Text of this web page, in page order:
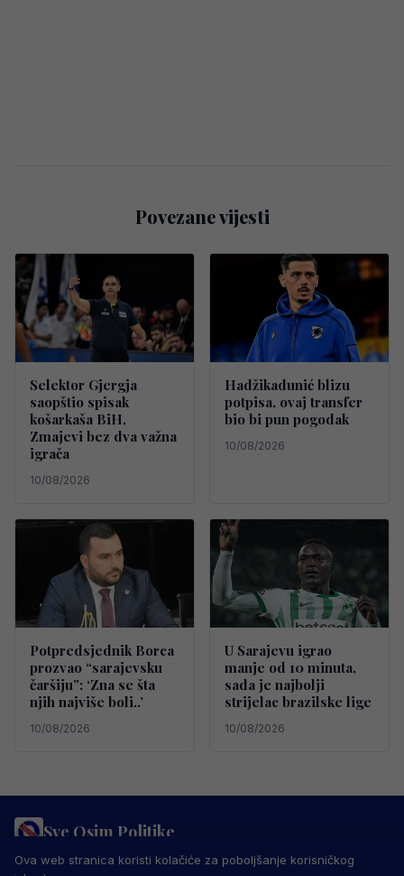
Povezane vijesti
Selektor Gjergja
saopštio spisak
košarkaša BiH,
Zmajevi bez dva važna
igrača
10/08/2026
Hadžikadunić blizu
potpisa, ovaj transfer
bio bi pun pogodak
10/08/2026
Potpredsjednik Borca
prozvao “sarajevsku
čaršiju”: ‘Zna se šta
njih najviše boli..’
10/08/2026
U Sarajevu igrao
manje od 10 minuta,
sada je najbolji
strijelac brazilske lige
10/08/2026
Sve Osim Politike
PRAVILA PRIVATNOSTI MARKETING
USLOVI KORIŠTENJA
IMPRESSUM
Ova web stranica koristi kolačiće za poboljšanje korisničkog